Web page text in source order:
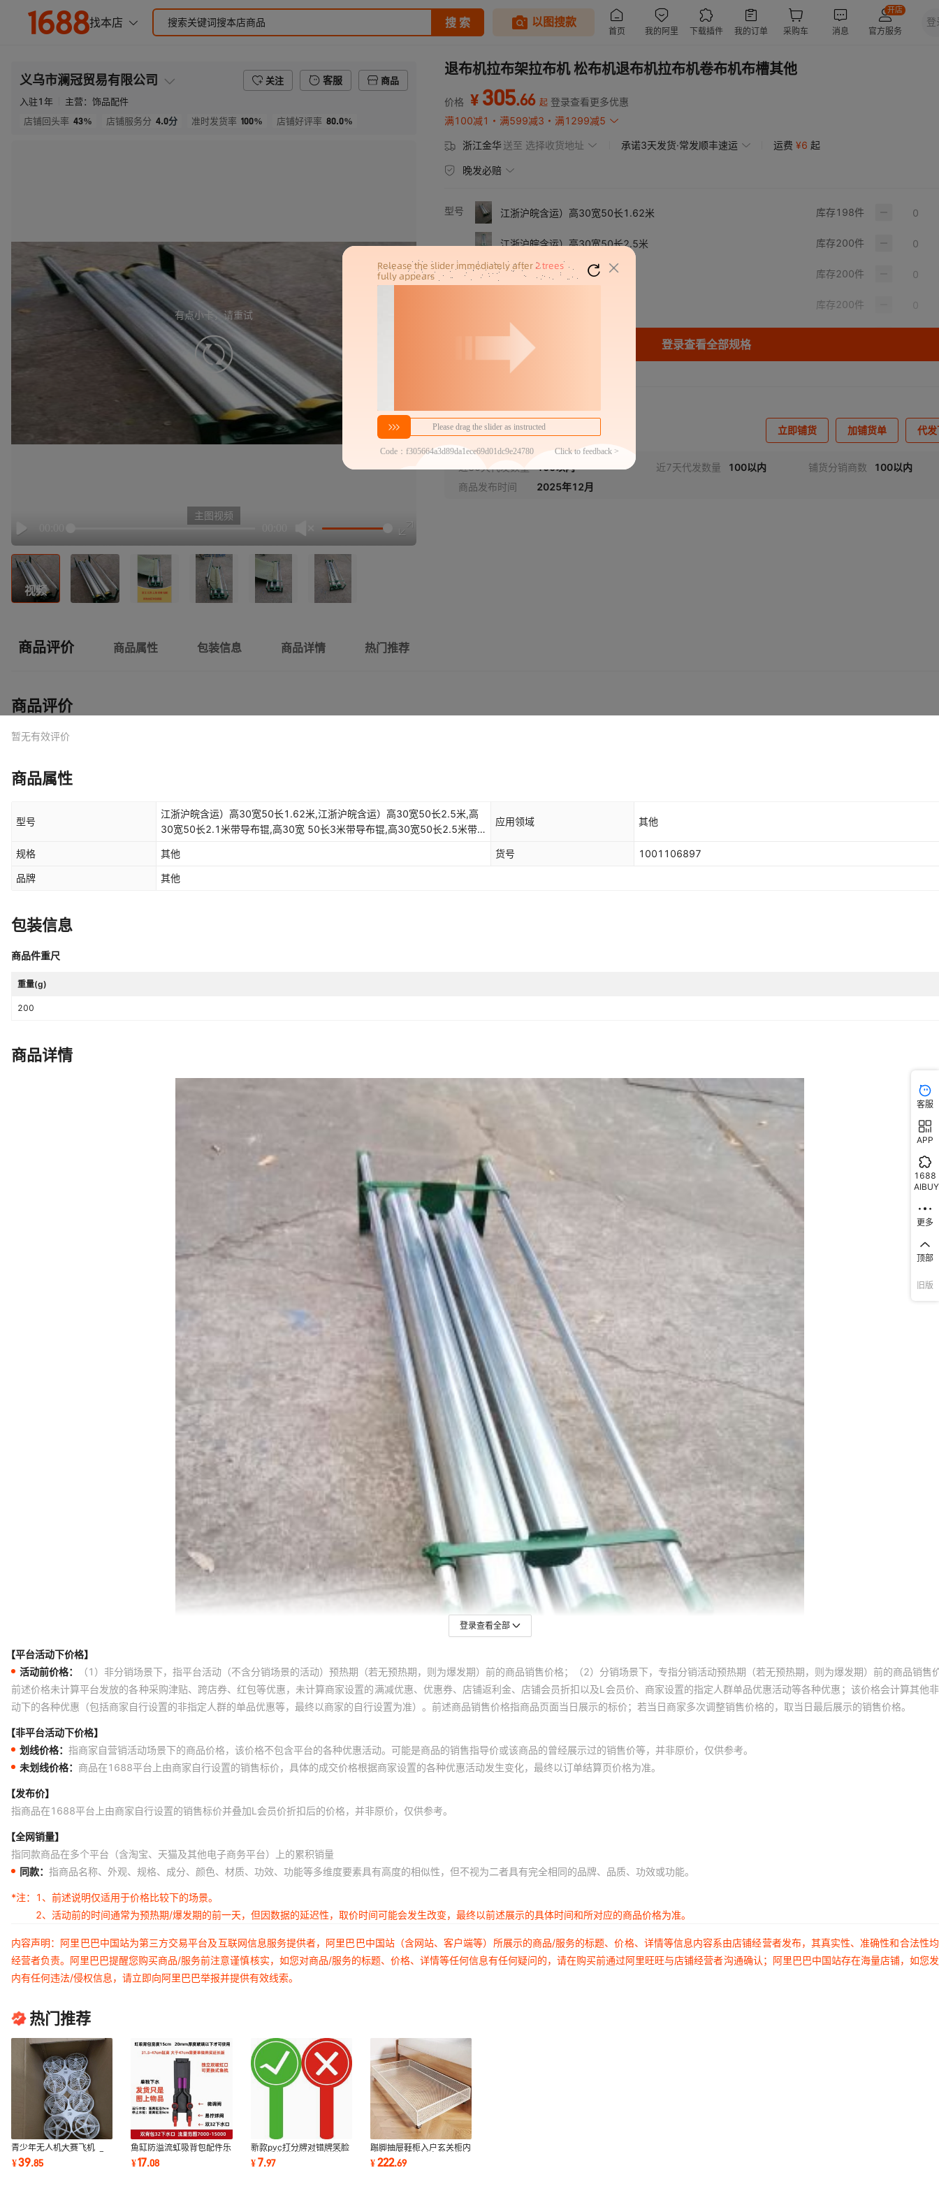
义乌市澜冠贸易有限公司 关注 客服
商品
入驻1年 主营： 饰品配件
店铺回头率 43% 店铺服务分 4.0分 准时发货率 100% 店铺好评率 80.0%
有点小卡，请重试
retry
Play
主图视频
视频
退布机拉布架拉布机 松布机退布机拉布机卷布机布槽其他
价格 ¥ 305.66 起 登录查看更多优惠
满100减1
满599减3 满1299减5
浙江金华送至 选择收货地址 承诺3天发货·常发顺丰速运 运费 ¥6 起
晚发必赔
型号 江浙沪皖含运）高30宽50长1.62米 库存198件
江浙沪皖含运）高30宽50长2.5米 库存200件
高30宽50长2.1米带导布锟 库存200件
库存200件
高30宽50长2.5米带导布锟
江浙沪皖含运）高30宽50长1米
高30宽50长1.62米带导布锟 库存 200件
尺寸大小可定做
江浙沪皖含运）高30宽50长3米
登录查看全部规格
分销代发
1件价格￥305.66 官方仓退货 立即铺货 加铺货单 代
近30天代发数量 100以内 近7天代发数量 100以内 铺货分销商数
100以内
商品发布时间
2025年12月
商品评价 商品属性 包装信息 商品详情 热门推荐
商品评价
暂无有效评价
商品属性
型号
江浙沪皖含运）高30宽50长1.62米,江浙沪皖含运）高30宽50长2.5米,高
30宽50长2.1米带导布锟,高30宽 50长3米带导布锟,高30宽50长2.5米带
高30宽50长1.62米带导布锟,尺寸大小可定做,江浙沪皖含运）高30宽50长
3米
应用领域 其他
规格 其他 货号 1001106897
品牌 其他
包装信息
商品件重尺
重量(g)
200
商品详情
登录查看全部
【平台活动下价格】
活动前价格：
（1）非分销场景下，指平台活动（不含分销场景的活动）预热期（若无预热期，则为爆发期）前的商品销售价格；（2）分销场景下，专指分销活动预热期（若无预热期，则为爆发期）前的商品销售
前述价格未计算平台发放的各种采购津贴、跨店券、红包等优惠，未计算商家设置的满减优惠、优惠券、店铺返利金、店铺会员折扣以及L会员价、商家设置的指定人群单品优惠活动等各种优惠；该价格会计算其他
动下的各种优惠（包括商家自行设置的非指定人群的单品优惠等，最终以商家的自行设置为准）。前述商品销售价格指商品页面当日展示的标价；若当日商家多次调整销售价格的，取当日最后展示的销售价格。
【非平台活动下价格】
划线价格： 指商家自营销活动场景下的商品价格，该价格不包含平台的各种优惠活动。可能是商品的销售指导价或该商品的曾经展示过的销售价等，并非原价，仅供参考。
未划线价格： 商品在1688平台上由商家自行设置的销售标价，具体的成交价格根据商家设置的各种优惠活动发生变化，最终以订单结算页价格为准。
【发布价】
指商品在1688平台上由商家自行设置的销售标价并叠加L会员价折扣后的价格，并非原价，仅供参考。
【全网销量】
指同款商品在多个平台（含淘宝、天猫及其他电子商务平台）上的累积销量
同款： 指商品名称、外观、规格、成分、颜色、材质、功效、功能等多维度要素具有高度的相似性，但不视为二者具有完全相同的品牌、品质、功效或功能。
*注：
1、前述说明仅适用于价格比较下的场景。
2、活动前的时间通常为预热期/爆发期的前一天，但因数据的延迟性，取价时间可能会发生改变，最终以前述展示的具体时间和所对应的商品价格为准。
内容声明：阿里巴巴中国站为第三方交易平台及互联网信息服务提供者，阿里巴巴中国站（含网站、客户端等）所展示的商品/服务的标题、价格、详情等信息内容系由店铺经营者发布，其真实性、准确性和合法性
经营者负责。阿里巴巴提醒您购买商品/服务前注意谨慎核实，如您对商品/服务的标题、价格、详情等任何信息有任何疑问的，请在购买前通过阿里旺旺与店铺经营者沟通确认；阿里巴巴中国站存在海量店铺，如您
内有任何违法/侵权信息，请立即向阿里巴巴举报并提供有效线索。
热门推荐
青少年无人机大赛飞机
F220/F230教育无人机配
件保护罩桨叶
¥39.85
鱼缸防溢流虹吸背包配件乐
过滤器上下水管件全套底滤
系统套件
¥17.08
新款pvc打分牌对错牌笑脸
表情手举牌裁判牌对错牌评
委评分
¥7.97
踢脚抽屉鞋柜入户玄关柜内
底部下方抽拉托盘落地带轮
鞋架鞋托移动
¥222.69
客服
APP
1688
AIBUY
更多
顶部
旧版